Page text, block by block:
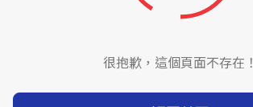
很抱歉，這個頁面不存在！